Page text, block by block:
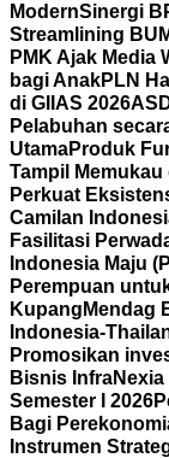
ModernSinergi
Streamlining
PMK Ajak Media
bagi AnakPLN
di GIIAS 2026
Pelabuhan
UtamaProduk
Tampil
Perkuat
Camilan
Fasilitasi
Indonesia Maju
Perempuan
Kupang Mendag
Indonesia-
Promosikan
Bisnis
Semester I 2026
Bagi
Instrumen